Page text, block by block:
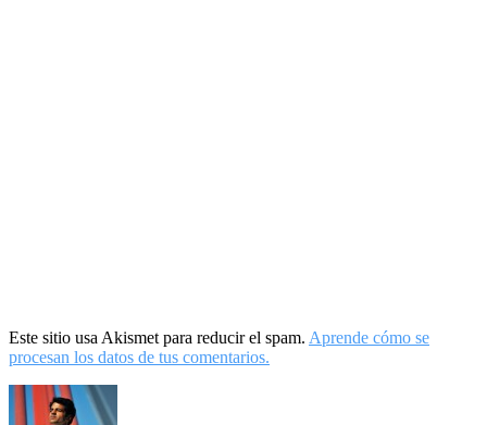
Este sitio usa Akismet para reducir el spam. Aprende cómo se
procesan los datos de tus comentarios.